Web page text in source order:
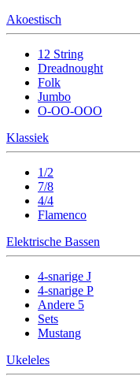
Akoestisch
12 String
Dreadnought
Folk
Jumbo
O-OO-OOO
Klassiek
1/2
7/8
4/4
Flamenco
Elektrische Bassen
4-snarige J
4-snarige P
Andere 5
Sets
Mustang
Ukeleles